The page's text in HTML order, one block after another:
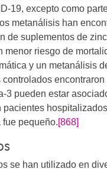
19, excepto como
metanálisis han
de suplementos de
menor riesgo de
y un metanálisis
3 pueden estar
pacientes
fue pequeño.[868]
se han utilizado en